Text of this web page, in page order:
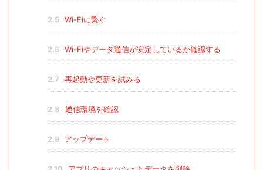
2.5 Wi-Fiに繋ぐ
2.6 Wi-Fiやデータ通信が安定しているか確認する
2.7 再起動や更新を試みる
2.8 通信環境を確認
2.9 アップデート